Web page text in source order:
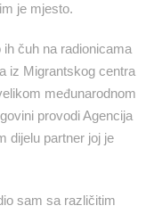
je mjesto.
čuh na radionicama
iz Migrantskog centra
međunarodnom
provodi Agencija
dijelu partner joj je
sam sa različitim